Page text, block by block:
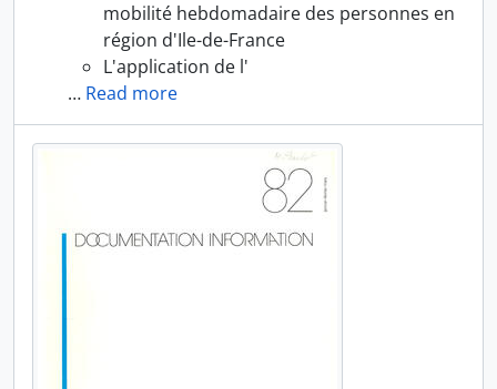
mobilité hebdomadaire des personnes en
région d'Ile-de-France
L'application de l'
… Read more